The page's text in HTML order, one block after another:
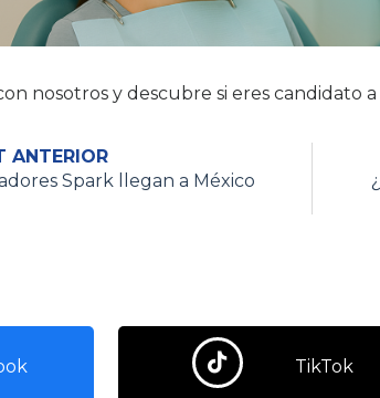
nosotros y descubre si eres candidato
ANTERIOR
Spark llegan a México
TikTok